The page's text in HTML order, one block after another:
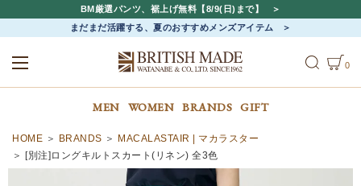
BM厳選パンツ、裾上げ無料【8/9(日)まで】
まだまだ活躍する、夏のおすすめメンズアイテム
0
MEN WOMEN BRANDS GIFT
HOME BRANDS
MACALASTAIR | マカラスター
[別注]ロングキルトスカート(リネン) 全3色